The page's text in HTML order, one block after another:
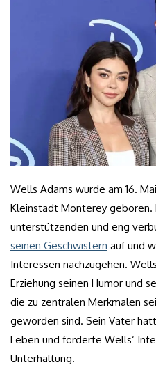
Wells Adams wurde am 16.
Kleinstadt Monterey geboren.
unterstützenden und eng
seinen Geschwistern auf und
Interessen nachzugehen.
Erziehung seinen Humor und
die zu zentralen Merkmalen
geworden sind. Sein Vater
Leben und förderte Wells‘
Unterhaltung.